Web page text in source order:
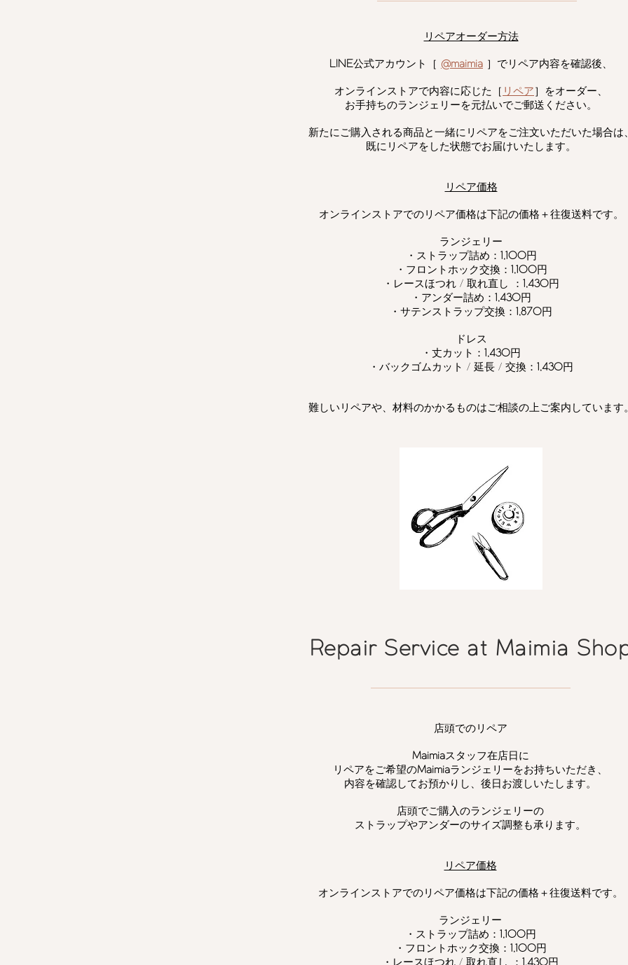
リペアオーダー方法
LINE公式アカウント［ @maimia ］でリペア内容を確認後、
オンラインストアで内容に応じた［ リペア］をオーダー、
お手持ちのランジェリーを元払いでご郵送ください。
新たにご購入される商品と一緒にリペアをご注文いただいた場合は
既にリペアをした状態でお届けいたします。
リペア価格
オンラインストアでのリペア価格は下記の価格＋往復送料です。
ランジェリー
・ストラップ詰め： 1,100円
・フロントホック交換： 1,100円
・レースほつれ / 取れ直し ： 1,430円
・アンダー詰め： 1,430円
・サテンストラップ交換： 1,870円
ドレス
・丈カット： 1,430円
・バックゴムカット / 延長 / 交換： 1,430円
難しいリペアや、材料のかかるものはご相談の上ご案内しています
Repair Service at Maimia
店頭でのリペア​
Maimiaスタッフ在店日に
リペアをご希望のMaimiaランジェリーをお持ちいただき、
内容を確認してお預かりし、後日お渡しいたします。
店頭でご購入のランジェリーの
ストラップやアンダーのサイズ調整も承ります。
リペア価格
オンラインストアでのリペア価格は下記の価格＋往復送料です。
ランジェリー
・ストラップ詰め： 1,100円
・フロントホック交換： 1,100円
・レースほつれ / 取れ直し ： 1,430円